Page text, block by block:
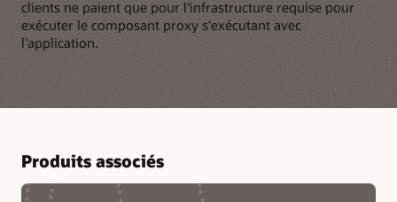
clients ne paient que pour l'infrastructure requise pour
exécuter le composant proxy s'exécutant avec
l'application.
Produits associés